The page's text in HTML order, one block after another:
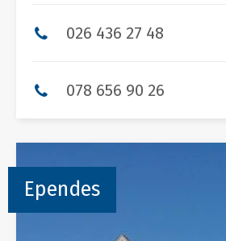
026 436 27 48
078 656 90 26
Ependes